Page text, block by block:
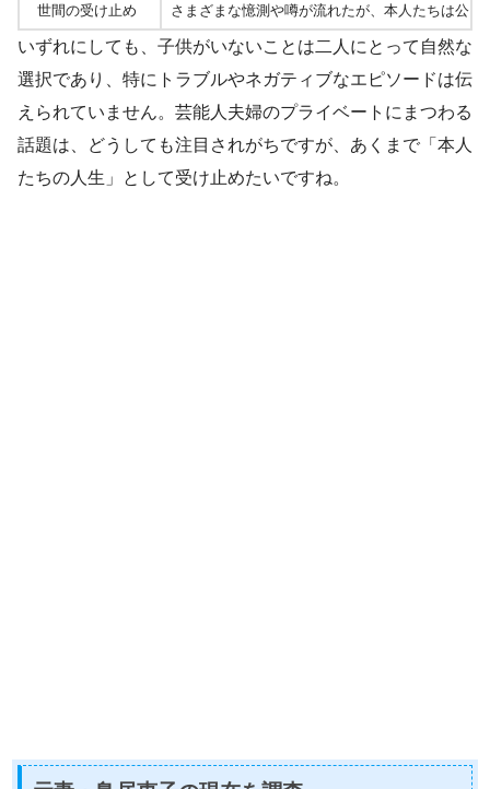
世間の受け止め さまざまな憶測や噂が流れたが、本人たちは公に
いずれにしても、子供がいないことは二人にとって自然な
選択であり、特にトラブルやネガティブなエピソードは伝
えられていません。芸能人夫婦のプライベートにまつわる
話題は、どうしても注目されがちですが、あくまで「本人
たちの人生」として受け止めたいですね。